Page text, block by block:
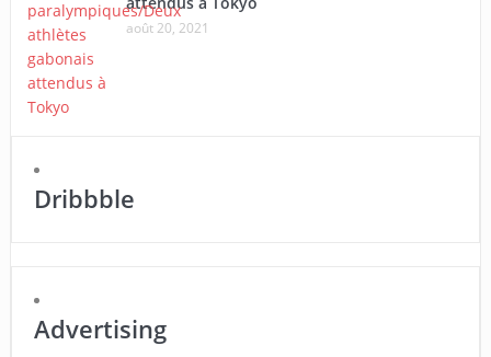
août 20, 2021
Dribbble
Advertising